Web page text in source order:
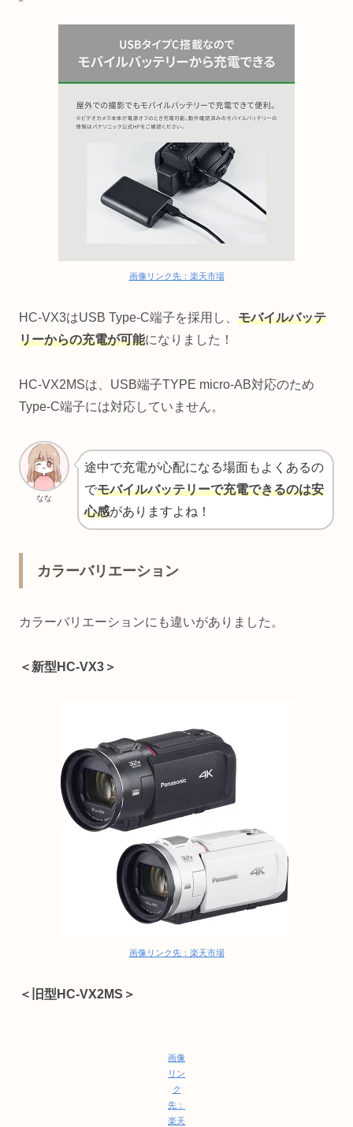
画像リンク先：楽天市場
HC-VX3はUSB Type-C端子を採用し、 モバイルバッテ
リーからの充電が可能になりました！
HC-VX2MSは、USB端子TYPE micro-AB対応のため
Type-C端子には対応していません。
なな
途中で充電が心配になる場面もよくあるの
でモバイルバッテリーで充電できるのは安
心感がありますよね！
カラーバリエーション
カラーバリエーションにも違いがありました。
＜新型HC-VX3＞
画像リンク先：楽天市場
＜旧型HC-VX2MS＞
画像
リン
ク
先：
楽天